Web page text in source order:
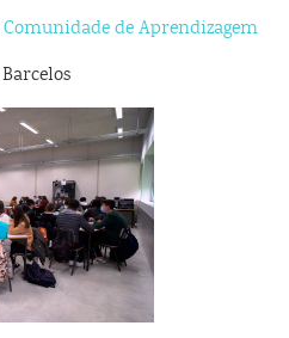
de Aprendizagem